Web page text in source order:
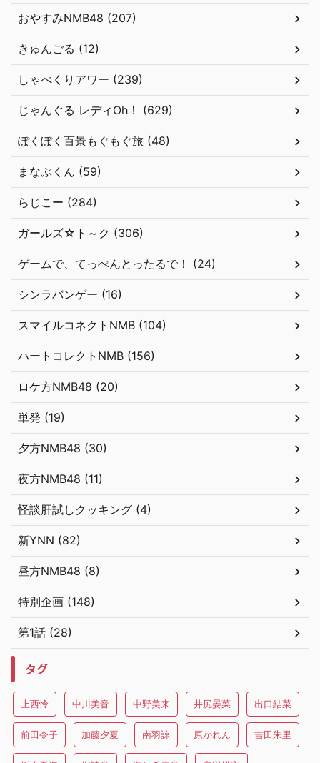
おやすみNMB48 (207)
きゅんごる (12)
しゃべくりアワー (239)
じゃんぐる レディOh！ (629)
ぽくぽく百景もぐもぐ旅 (48)
まなぶくん (59)
らじこー (284)
ガールズ☆ト～ク (306)
ゲームで、てっぺんとったるで！ (24)
シンラバンゲー (16)
スマイルコネクトNMB (104)
ハートコレクトNMB (156)
ロケ方NMB48 (20)
単発 (19)
夕方NMB48 (30)
夜方NMB48 (11)
怪談肝試しクッキング (4)
新YNN (82)
昼方NMB48 (8)
特別企画 (148)
第1話 (28)
タグ
上西怜 中川美音 中野美来 井尻晏菜 出口結菜
前田令子 加藤夕夏 南羽諒 原かれん 吉田朱里